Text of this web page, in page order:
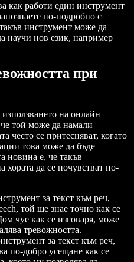
как работи един инструмент
по-подробно с
инструмент може да
научи нов език, например
при
на онлайн
той може да намали
често се притесняват, когато
това може да бъде
новина е, че такъв
да се почувстват по-
за текст към реч,
той ще знае точно как се
чуе как се изговаря, може
тревожността.
за текст към реч,
по-добро усещане как се